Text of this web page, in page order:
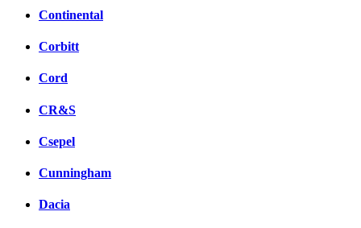
Continental
Corbitt
Cord
CR&S
Csepel
Cunningham
Dacia